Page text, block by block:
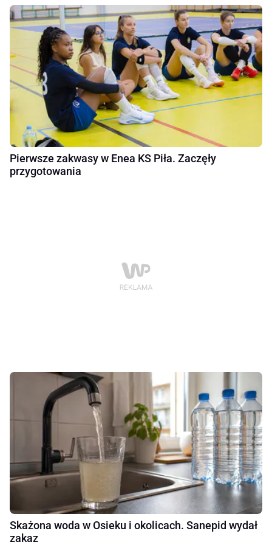
Pierwsze zakwasy w Enea KS Piła. Zaczęły
przygotowania
Skażona woda w Osieku i okolicach. Sanepid wydał
zakaz